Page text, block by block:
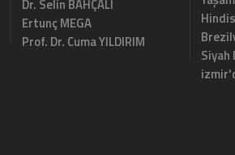
Dr. Selin BAHÇALI
Ertunç MEGA
Prof. Dr. Cuma YILDIRIM